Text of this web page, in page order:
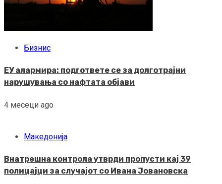
Бизнис
ЕУ алармира: подгответе се за долготрајни
нарушувања со нафтата објави
4 месеци ago
Македонија
Внатрешна контрола утврди пропусти кај 39
полицајци за случајот со Ивана Јовановска